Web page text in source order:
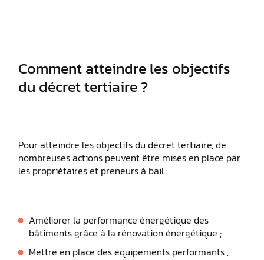
Comment atteindre les objectifs
du décret tertiaire ?
Pour atteindre les objectifs du décret tertiaire, de
nombreuses actions peuvent être mises en place par
les propriétaires et preneurs à bail :
Améliorer la performance énergétique des
bâtiments grâce à la rénovation énergétique ;
Mettre en place des équipements performants ;